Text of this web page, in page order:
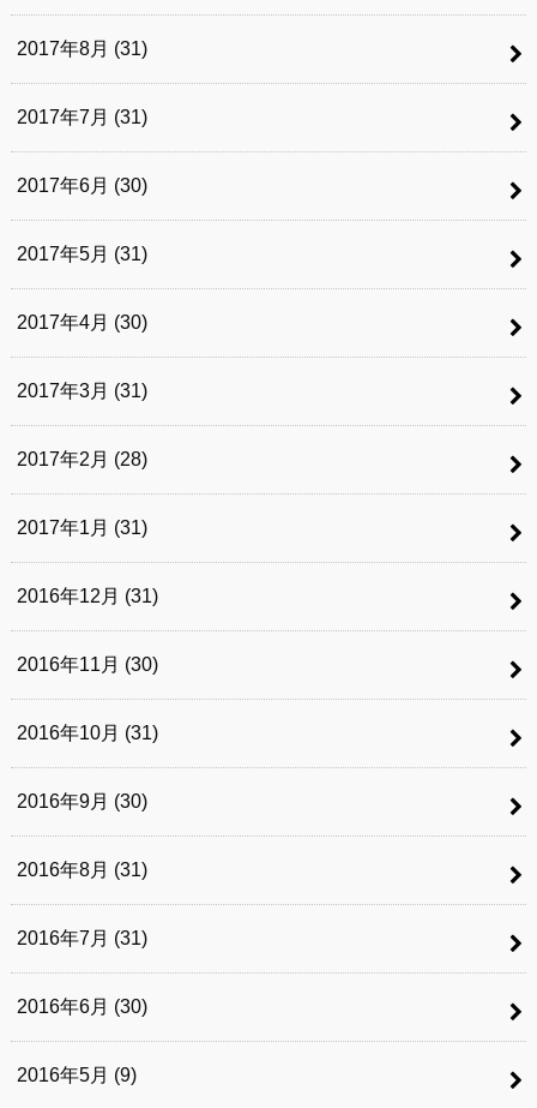
2017年8月 (31)
2017年7月 (31)
2017年6月 (30)
2017年5月 (31)
2017年4月 (30)
2017年3月 (31)
2017年2月 (28)
2017年1月 (31)
2016年12月 (31)
2016年11月 (30)
2016年10月 (31)
2016年9月 (30)
2016年8月 (31)
2016年7月 (31)
2016年6月 (30)
2016年5月 (9)